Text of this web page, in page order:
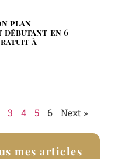
plan
débutant en 6
à
3 4 5 6 Next »
mes articles